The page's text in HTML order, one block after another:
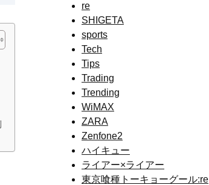
re
SHIGETA
sports
Tech
Tips
Trading
Trending
WiMAX
ZARA
Zenfone2
ハイキュー
ライアー×ライアー
東京喰種トーキョーグール:re